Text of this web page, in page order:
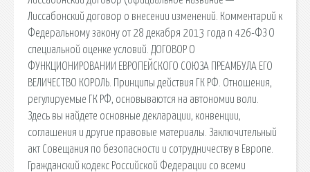
Лиссабонский договор о внесении изменений. Комментарий к
Федеральному закону от 28 декабря 2013 года n 426-ФЗ О
специальной оценке условий. ДОГОВОР О
ФУНКЦИОНИРОВАНИИ ЕВРОПЕЙСКОГО СОЮЗА ПРЕАМБУЛА ЕГО
ВЕЛИЧЕСТВО КОРОЛЬ. Принципы действия ГК РФ. Отношения,
регулируемые ГК РФ, основываются на автономии воли.
Здесь вы найдете основные декларации, конвенции,
соглашения и другие правовые материалы. Заключительный
акт Совещания по безопасности и сотрудничеству в Европе.
Гражданский кодекс Российской Федерации со всеми